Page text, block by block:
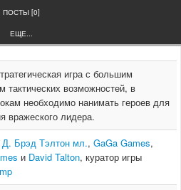
ПОСТЫ [0]
ЕЩЕ...
игра с большим
тактических возможностей, в
необходимо нанимать героев для
вражеского лидера.
Д. Брэд Тэлтон мл., GaGa Games,
и David Talton, куратор игры